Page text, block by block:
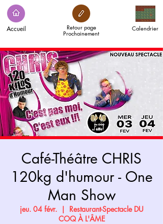
Accueil Calendrier
Retour page
Prochainement
Café-Théâtre CHRIS
120kg d'humour - One
Man Show
jeu. 04 févr.
  |
Restaurant-Spectacle DU
COQ À L'ÂME